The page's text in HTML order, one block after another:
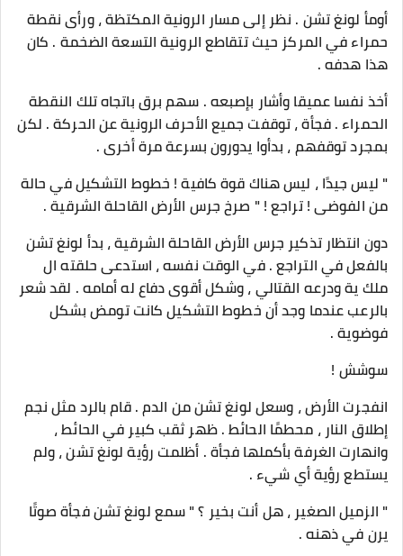
أومأ لونغ تشن . نظر إلى مسار الرونية المكتظة ، ورأى نقطة
حمراء في المركز حيث تتقاطع الرونية التسعة الضخمة . كان
هذا هدفه .
أخذ نفسا عميقا وأشار بإصبعه . سهم برق باتجاه تلك النقطة
الحمراء . فجأة ، توقفت جميع الأحرف الرونية عن الحركة . لكن
بمجرد توقفهم ، بدأوا يدورون بسرعة مرة أخرى .
" ليس جيدًا ، ليس هناك قوة كافية ! خطوط التشكيل في حالة
من الفوضى ! تراجع ! " صرخ جرس الأرض القاحلة الشرقية .
دون انتظار تذكير جرس الأرض القاحلة الشرقية ، بدأ لونغ تشن
بالفعل في التراجع . في الوقت نفسه ، استدعى حلقته ال
ملك ية ودرعه القتالي ، وشكل أقوى دفاع له أمامه . لقد شعر
بالرعب عندما وجد أن خطوط التشكيل كانت تومض بشكل
فوضوية .
سوشش !
انفجرت الأرض ، وسعل لونغ تشن من الدم . قام بالرد مثل نجم
إطلاق النار ، محطمًا الحائط . ظهر ثقب كبير في الحائط ،
وانهارت الغرفة بأكملها فجأة . أظلمت رؤية لونغ تشن ، ولم
يستطع رؤية أي شيء .
" الزميل الصغير ، هل أنت بخير ؟ " سمع لونغ تشن فجأة صوتًا
يرن في ذهنه .